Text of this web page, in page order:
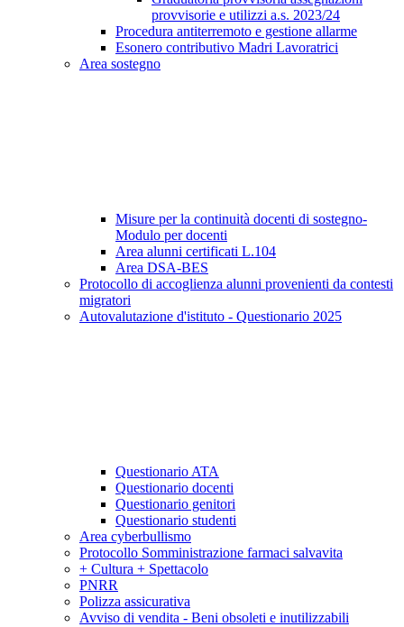
provvisorie e utilizzi a.s. 2023/24
Procedura antiterremoto e gestione allarme
Esonero contributivo Madri Lavoratrici
Area sostegno
Misure per la continuità docenti di sostegno-
Modulo per docenti
Area alunni certificati L.104
Area DSA-BES
Protocollo di accoglienza alunni provenienti da contesti
migratori
Autovalutazione d'istituto - Questionario 2025
Questionario ATA
Questionario docenti
Questionario genitori
Questionario studenti
Area cyberbullismo
Protocollo Somministrazione farmaci salvavita
+ Cultura + Spettacolo
PNRR
Polizza assicurativa
Avviso di vendita - Beni obsoleti e inutilizzabili